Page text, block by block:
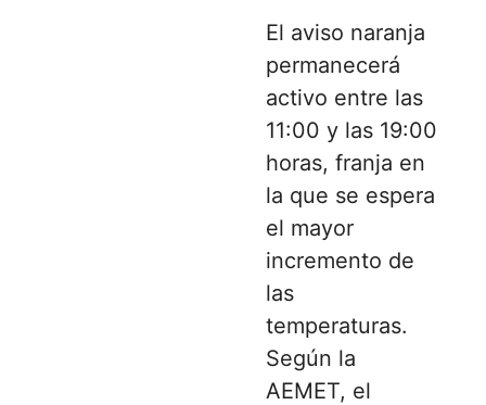
El aviso naranja
permanecerá
activo entre las
11:00 y las 19:00
horas, franja en
la que se espera
el mayor
incremento de
las
temperaturas.
Según la
AEMET, el